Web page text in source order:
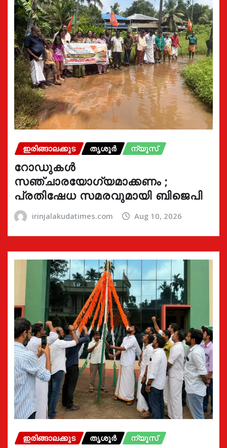
ഇരിങ്ങാലക്കുട തൃശൂർ ന്യൂസ്
റോഡുകൾ
സഞ്ചാരയോഗ്യമാക്കണം ;
പ്രതിഷേധ സമരവുമായി ബിജെപി
irinjalakudatimes.com Aug 10, 2026
ഇരിങ്ങാലക്കുട തൃശൂർ ന്യൂസ്